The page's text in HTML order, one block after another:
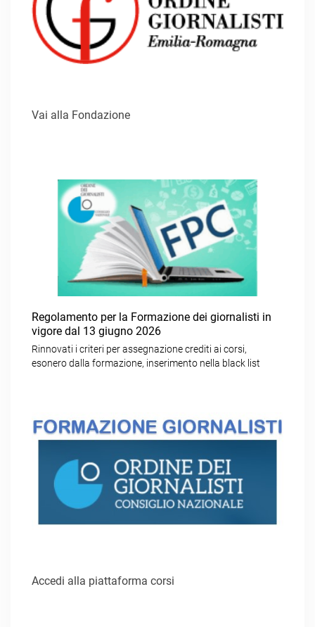
Vai alla Fondazione
Regolamento per la Formazione dei giornalisti in
vigore dal 13 giugno 2026
Rinnovati i criteri per assegnazione crediti ai corsi,
esonero dalla formazione, inserimento nella black list
Accedi alla piattaforma corsi